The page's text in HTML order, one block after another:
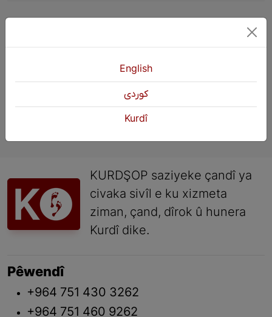
KURDŞOP saziyeke çandî ya
civaka sivîl e ku xizmeta
ziman, çand, dîrok û hunera
Kurdî dike.
Pêwendî
+964 751 430 3262
+964 751 460 9262
English
كوردی
Kurdî